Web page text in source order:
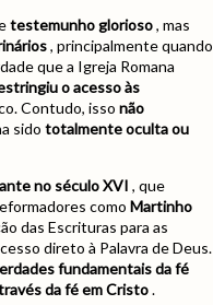
testemunho glorioso, mas
, principalmente quando
que a Igreja Romana
o acesso às
Contudo, isso não
sido totalmente oculta ou
no século XVI , que
como Martinho
das Escrituras para as
direto à Palavra de Deus.
fundamentais da fé
da fé em Cristo.